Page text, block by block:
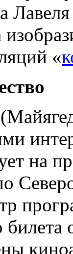
Лавеля
«
(
на
билета